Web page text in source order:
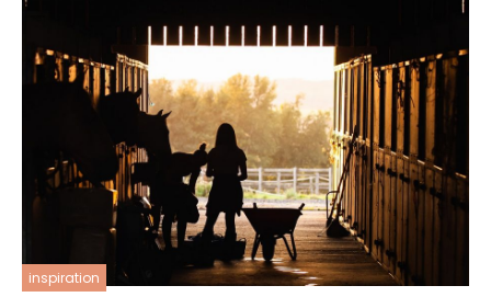
inspiration